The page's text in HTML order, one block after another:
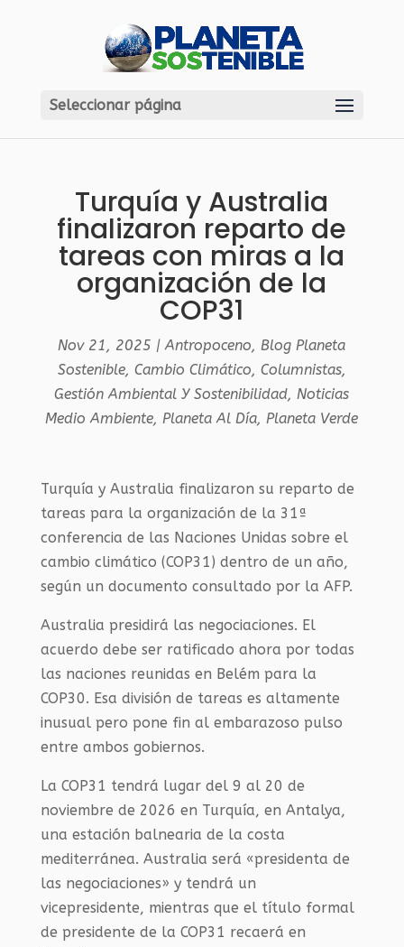
Seleccionar página
Turquía y Australia
finalizaron reparto de
tareas con miras a la
organización de la
COP31
Nov 21, 2025 |Antropoceno,Blog Planeta
Sostenible, Cambio Climático, Columnistas,
Gestión Ambiental Y Sostenibilidad,Noticias
Medio Ambiente,Planeta Al Día,Planeta Verde
Turquía y Australia finalizaron su reparto de
tareas para la organización de la 31ª
conferencia de las Naciones Unidas sobre el
cambio climático (COP31) dentro de un año,
según un documento consultado por la AFP.
Australia presidirá las negociaciones. El
acuerdo debe ser ratificado ahora por todas
las naciones reunidas en Belém para la
COP30. Esa división de tareas es altamente
inusual pero pone fin al embarazoso pulso
entre ambos gobiernos.
La COP31 tendrá lugar del 9 al 20 de
noviembre de 2026 en Turquía, en Antalya,
una estación balnearia de la costa
mediterránea. Australia será «presidenta de
las negociaciones» y tendrá un
vicepresidente, mientras que el título formal
de presidente de la COP31 recaerá en